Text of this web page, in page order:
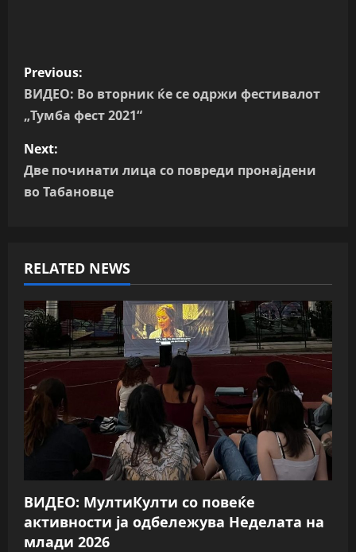
P
o
s
t
n
v
i
g
a
t
i
o
n
Previous:
ВИДЕО: Во вторник ќе се одржи фестивалот
„Тумба фест 2021“
Next:
Две починати лица со повреди пронајдени
во Табановце
RELATED NEWS
ВИДЕО: МултиКулти со повеќе
активности ја одбележува Неделата на
млади 2026